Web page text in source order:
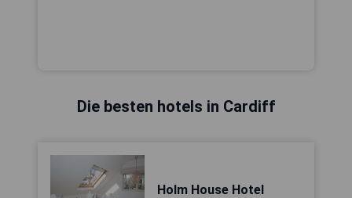
Die besten hotels in Cardiff
Holm House Hotel